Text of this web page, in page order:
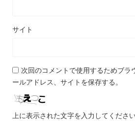
サイト
次回のコメントで使用するためブラ
ールアドレス、サイトを保存する。
上に表示された文字を入力してください